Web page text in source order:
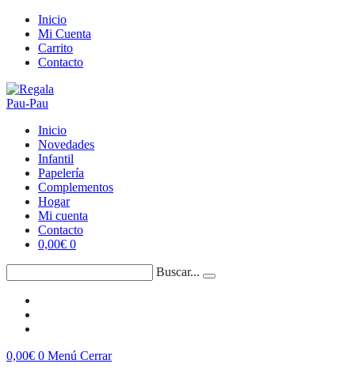
Saltar
contenido
Inicio
Mi Cuenta
Carrito
Contacto
Inicio
Novedades
Infantil
Papelería
Complementos
Hogar
Mi cuenta
Contacto
0,00€ 0
Buscar...
0,00€ 0 Menú Cerrar